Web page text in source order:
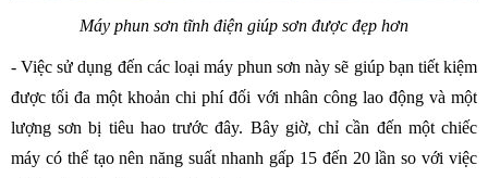
Máy phun sơn tĩnh điện giúp sơn được đẹp hơn
- Việc sử dụng đến các loại máy phun sơn này sẽ giúp bạn tiết kiệm
được tối đa một khoản chi phí đối với nhân công lao động và một
lượng sơn bị tiêu hao trước đây. Bây giờ, chỉ cần đến một chiếc
máy có thể tạo nên năng suất nhanh gấp 15 đến 20 lần so với việc